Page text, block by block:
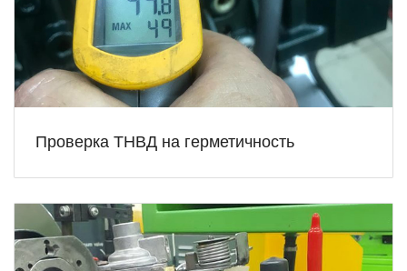
Проверка ТНВД на герметичность